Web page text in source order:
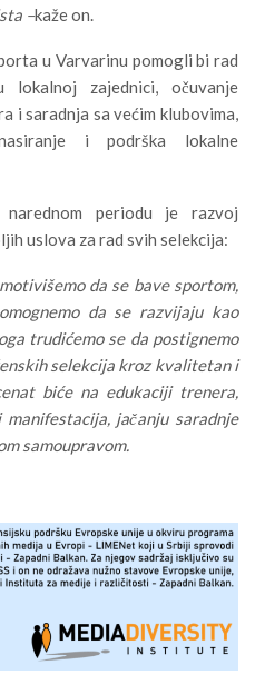
–kaže on.
u Varvarinu pomogli bi rad
zajednici, očuvanje
i saradnja sa većim klubovima,
i podrška lokalne
periodu je razvoj
uslova za rad svih selekcija:
da se bave sportom,
da se razvijaju kao
trudićemo se da postignemo
selekcija kroz kvalitetan i
biće na edukaciji trenera,
jačanju saradnje
samoupravom.